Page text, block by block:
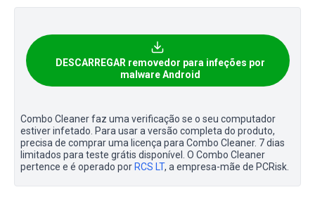
DESCARREGAR removedor para infeções por
malware Android
Combo Cleaner faz uma verificação se o seu computador
estiver infetado. Para usar a versão completa do produto,
precisa de comprar uma licença para Combo Cleaner. 7 dias
limitados para teste grátis disponível. O Combo Cleaner
pertence e é operado por RCS LT, a empresa-mãe de PCRisk.